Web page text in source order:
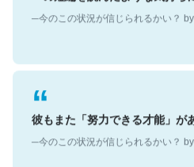
─今のこの状況が信じられるかい？
彼もまた「努力できる才能」が
─今のこの状況が信じられるかい？